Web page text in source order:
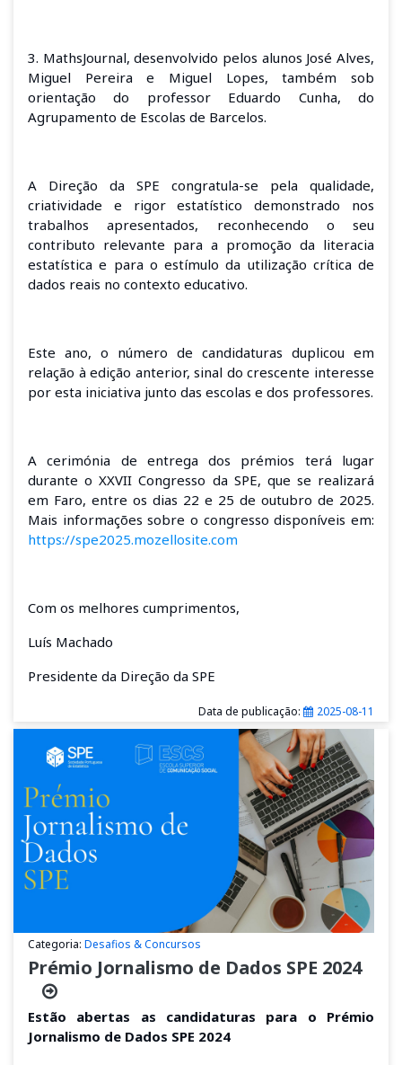
3. MathsJournal, desenvolvido pelos alunos José Alves,
Miguel Pereira e Miguel Lopes, também sob
orientação do professor Eduardo Cunha, do
Agrupamento de Escolas de Barcelos.
A Direção da SPE congratula-se pela qualidade,
criatividade e rigor estatístico demonstrado nos
trabalhos apresentados, reconhecendo o seu
contributo relevante para a promoção da literacia
estatística e para o estímulo da utilização crítica de
dados reais no contexto educativo.
Este ano, o número de candidaturas duplicou em
relação à edição anterior, sinal do crescente interesse
por esta iniciativa junto das escolas e dos professores.
A cerimónia de entrega dos prémios terá lugar
durante o XXVII Congresso da SPE, que se realizará
em Faro, entre os dias 22 e 25 de outubro de 2025.
Mais informações sobre o congresso disponíveis em:
https://spe2025.mozellosite.com
Com os melhores cumprimentos,
Luís Machado
Presidente da Direção da SPE
Data de publicação: 2025-08-11
Categoria: Desafios & Concursos
Prémio Jornalismo de Dados SPE 2024
Estão abertas as candidaturas para o Prémio
Jornalismo de Dados SPE 2024